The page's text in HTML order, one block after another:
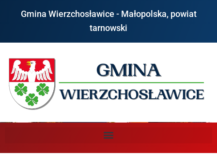
Gmina Wierzchosławice - Małopolska, powiat
tarnowski